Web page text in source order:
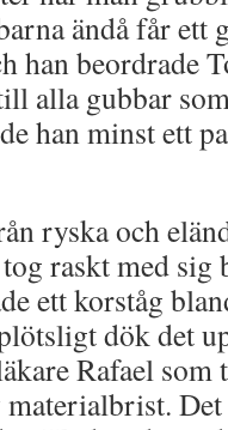
ändå får ett
han beordrade
alla gubbar
han minst ett
ryska och
raskt med sig
ett korståg
dök det
Rafael